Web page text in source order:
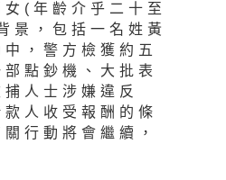
(年齡介乎二十至
景，包括一名姓黃
，警方檢獲約五
點鈔機、大批表
人士涉嫌違反
人收受報酬的條
行動將會繼續，